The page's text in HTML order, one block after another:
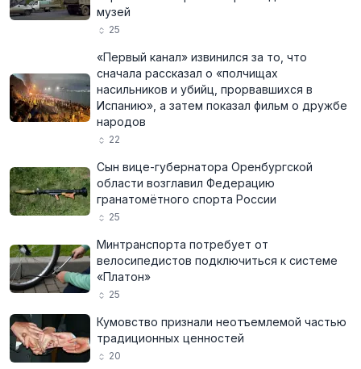
музей
25
«Первый канал» извинился за то, что
сначала рассказал о «полчищах
насильников и убийц, прорвавшихся в
Испанию», а затем показал фильм о дружбе
народов
22
Сын вице-губернатора Оренбургской
области возглавил Федерацию
гранатомётного спорта России
25
Минтранспорта потребует от
велосипедистов подключиться к системе
«Платон»
25
Кумовство признали неотъемлемой частью
традиционных ценностей
20